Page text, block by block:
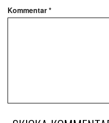
Kommentar*